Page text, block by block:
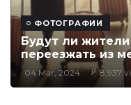
ФОТОГРАФИИ
Будут ли
переезжать из
04 Mar, 2024 8,937